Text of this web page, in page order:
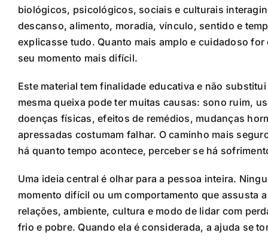
biológicos, psicológicos, sociais e culturais
descanso, alimento, moradia, vínculo, sentido e
explicasse tudo. Quanto mais amplo e cuidadoso
seu momento mais difícil.
Este material tem finalidade educativa e não
mesma queixa pode ter muitas causas: sono ruim,
doenças físicas, efeitos de remédios, mudanças
apressadas costumam falhar. O caminho mais
há quanto tempo acontece, perceber se há
Uma ideia central é olhar para a pessoa inteira.
momento difícil ou um comportamento que assusta
relações, ambiente, cultura e modo de lidar com
frio e pobre. Quando ela é considerada, a ajuda se